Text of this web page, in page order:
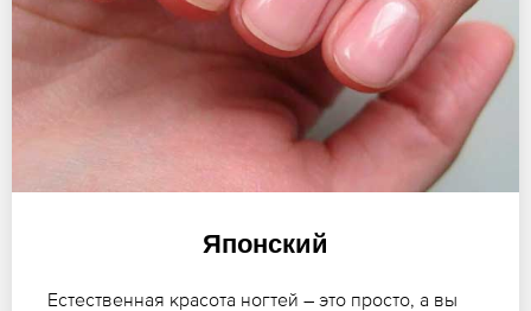
Японский
Естественная красота ногтей – это просто, а вы